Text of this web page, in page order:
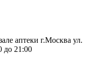
аптеки г.Москва ул.
до 21:00